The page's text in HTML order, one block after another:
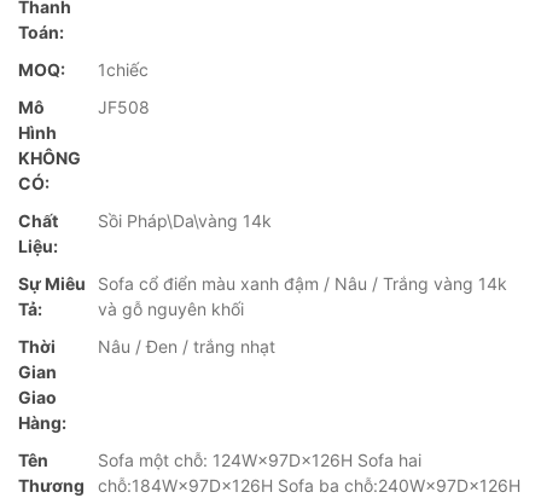
Thanh
Toán:
MOQ:
1chiếc
Mô
Hình
KHÔNG
CÓ:
JF508
Chất
Liệu:
Sồi Pháp\Da\vàng 14k
Sự Miêu
Tả:
Sofa cổ điển màu xanh đậm / Nâu / Trắng vàng 14k
và gỗ nguyên khối
Thời
Gian
Giao
Hàng:
Nâu / Đen / trắng nhạt
Tên
Thương
Sofa một chỗ: 124W×97D×126H Sofa hai
chỗ:184W×97D×126H Sofa ba chỗ:240W×97D×126H